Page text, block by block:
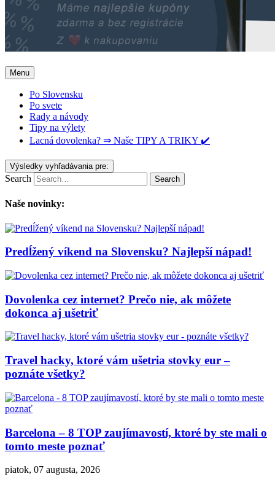
Magazín o cestovaní, voľnom čase a životnom štýle
Menu
Po Slovensku
Po svete
Rady a návody
Tipy na výlety
Lacná dovolenka? ⇒ Naše TIPY A TRIKY ✔️
Výsledky vyhľadávania pre:
Search
Naše novinky:
Predĺžený víkend na Slovensku? Najlepší nápad!
Dovolenka cez internet? Prečo nie, ak môžete
dokonca aj ušetriť
Travel hacky, ktoré vám ušetria stovky eur –
poznáte všetky?
Barcelona – 8 TOP zaujímavostí, ktoré by ste mali o
tomto meste poznať
piatok, 07 augusta, 2026